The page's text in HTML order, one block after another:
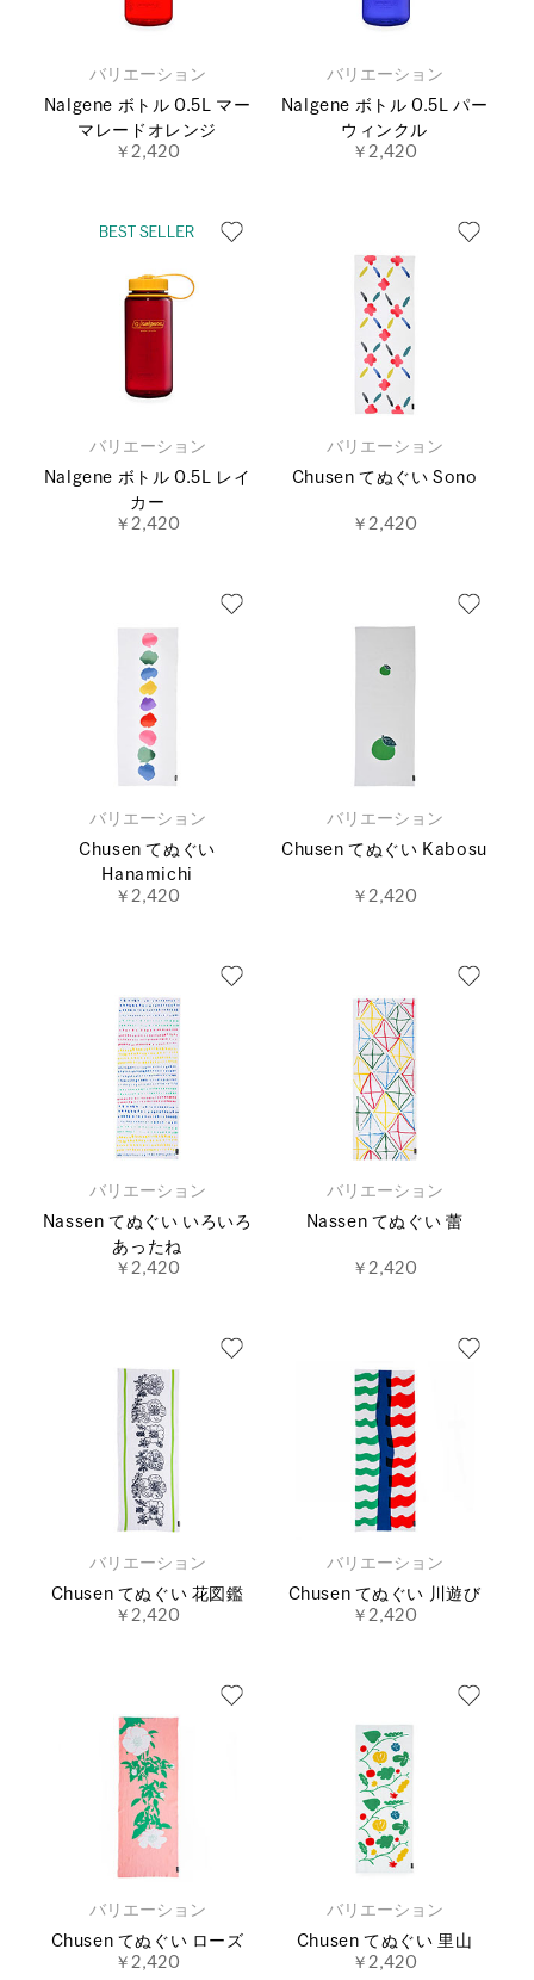
バリエーション
Nalgene ボトル 0.5L マー
マレードオレンジ
￥2,420
バリエーション
Nalgene ボトル 0.5L パー
ウィンクル
￥2,420
バリエーション
Nalgene ボトル 0.5L レイ
カー
￥2,420
バリエーション
Chusen てぬぐい Sono
￥2,420
バリエーション
Chusen てぬぐい
Hanamichi
￥2,420
バリエーション
Chusen てぬぐい Kabosu
￥2,420
バリエーション
Nassen てぬぐい いろいろ
あったね
￥2,420
バリエーション
Nassen てぬぐい 蕾
￥2,420
バリエーション
Chusen てぬぐい 花図鑑
￥2,420
バリエーション
Chusen てぬぐい 川遊び
￥2,420
バリエーション
Chusen てぬぐい ローズ
￥2,420
バリエーション
Chusen てぬぐい 里山
￥2,420